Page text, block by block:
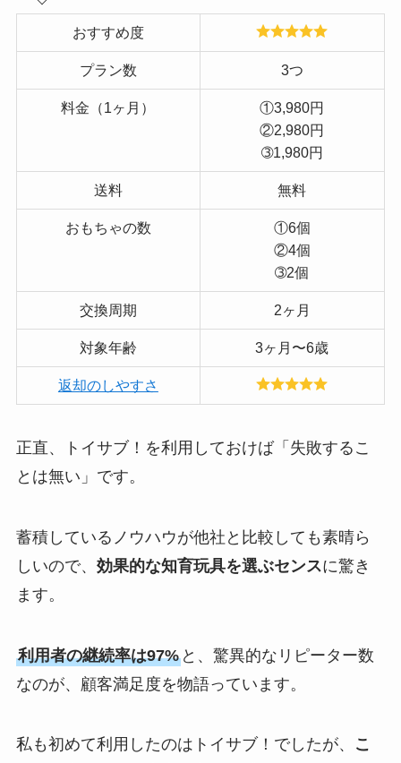
おすすめ度
プラン数 3つ
料金（1ヶ月）
①3,980円
②2,980円
➂1,980円
送料 無料
おもちゃの数
①6個
②4個
➂2個
交換周期 2ヶ月
対象年齢 3ヶ月〜6歳
返却のしやすさ
正直、トイサブ！を利用しておけば「失敗するこ
とは無い」です。
蓄積しているノウハウが他社と比較しても素晴ら
しいので、 効果的な知育玩具を選ぶセンスに驚き
ます。
利用者の継続率は97%と、驚異的なリピーター数
なのが、顧客満足度を物語っています。
私も初めて利用したのはトイサブ！でしたが、
こ